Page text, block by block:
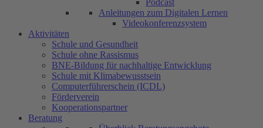
Podcast
Anleitungen zum Digitalen Lernen
Videokonferenzsystem
Aktivitäten
Schule und Gesundheit
Schule ohne Rassismus
BNE-Bildung für nachhaltige Entwicklung
Schule mit Klimabewusstsein
Computerführerschein (ICDL)
Förderverein
Kooperationspartner
Beratung